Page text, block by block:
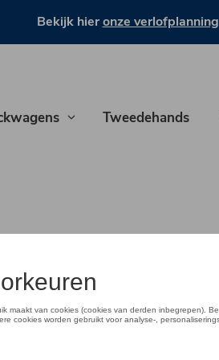
Bekijk hieronze verlofplanning
Tweedehands